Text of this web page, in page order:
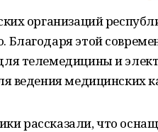
организаций
этой
телемедицины и
ведения медицинских
рассказали, что